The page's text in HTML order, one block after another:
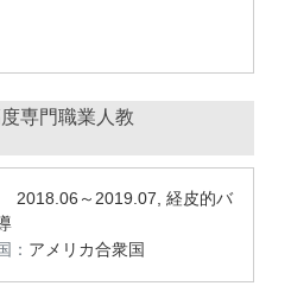
専門職業人教
2018.06～2019.07, 経皮的バ
： アメリカ合衆国